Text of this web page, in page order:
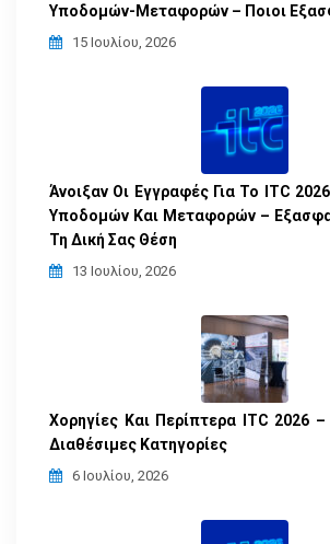
Υποδομών-Μεταφορών – Ποιοι
15 Ιουλίου, 2026
Άνοιξαν Οι Εγγραφές Για Το ITC
Υποδομών Και Μεταφορών –
Τη Δική Σας Θέση
13 Ιουλίου, 2026
Χορηγίες Και Περίπτερα ITC 2026 –
Διαθέσιμες Κατηγορίες
6 Ιουλίου, 2026